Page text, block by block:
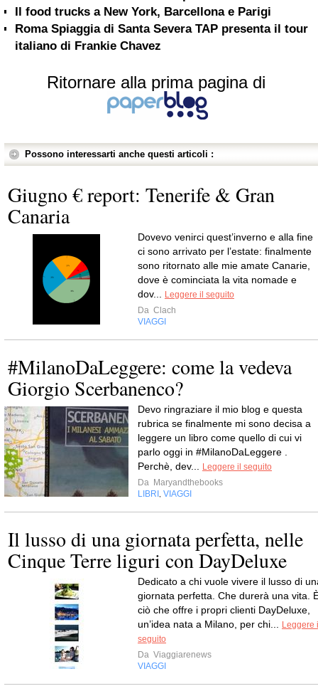
Il food trucks a New York, Barcellona e Parigi
Roma Spiaggia di Santa Severa TAP presenta il tour
italiano di Frankie Chavez
Ritornare alla prima pagina di
Possono interessarti anche questi articoli :
Giugno € report: Tenerife & Gran
Canaria
Dovevo venirci quest’inverno e alla fine
ci sono arrivato per l’estate: finalmente
sono ritornato alle mie amate Canarie,
dove è cominciata la vita nomade e
dov...
Leggere il seguito
Da Clach
VIAGGI
#MilanoDaLeggere: come la vedeva
Giorgio Scerbanenco?
Devo ringraziare il mio blog e questa
rubrica se finalmente mi sono decisa a
leggere un libro come quello di cui vi
parlo oggi in #MilanoDaLeggere .
Perchè, dev...
Leggere il seguito
Da Maryandthebooks
LIBRI VIAGGI
Il lusso di una giornata perfetta, nelle
Cinque Terre liguri con DayDeluxe
Dedicato a chi vuole vivere il lusso di
giornata perfetta. Che durerà una vita.
ciò che offre i propri clienti DayDeluxe,
un’idea nata a Milano, per chi...
Leggere
seguito
Da Viaggiarenews
VIAGGI